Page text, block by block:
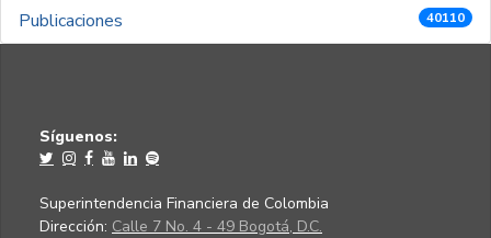
Publicaciones 40110
Síguenos:
Superintendencia Financiera de Colombia
Dirección: Calle 7 No. 4 - 49 Bogotá, D.C.